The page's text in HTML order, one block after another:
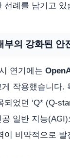
선례를 남기고 있
의 강화된 안
연기에는
작용했습니다.
되었던 ‘Q* (Q-
일반 지능
이 비약적으로